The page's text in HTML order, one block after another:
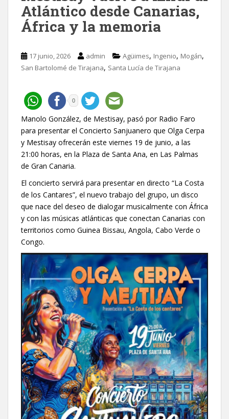
Atlántico desde Canarias,
África y la memoria
17 junio, 2026 admin Agüimes, Ingenio, Mogán,
San Bartolomé de Tirajana, Santa Lucía de Tirajana
0
Manolo González, de Mestisay, pasó por Radio Faro
para presentar el Concierto Sanjuanero que Olga Cerpa
y Mestisay ofrecerán este viernes 19 de junio, a las
21:00 horas, en la Plaza de Santa Ana, en Las Palmas
de Gran Canaria.
El concierto servirá para presentar en directo “La Costa
de los Cantares”, el nuevo trabajo del grupo, un disco
que nace del deseo de dialogar musicalmente con África
y con las músicas atlánticas que conectan Canarias con
territorios como Guinea Bissau, Angola, Cabo Verde o
Congo.